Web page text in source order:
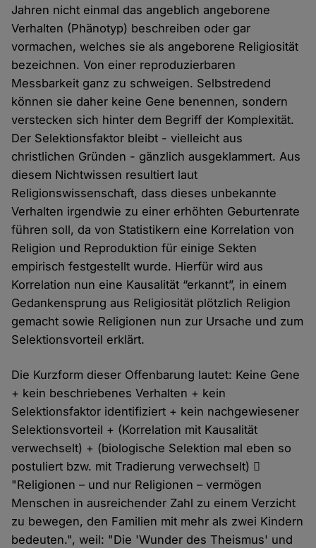
Jahren nicht einmal das angeblich angeborene
Verhalten (Phänotyp) beschreiben oder gar
vormachen, welches sie als angeborene Religiosität
bezeichnen. Von einer reproduzierbaren
Messbarkeit ganz zu schweigen. Selbstredend
können sie daher keine Gene benennen, sondern
verstecken sich hinter dem Begriff der Komplexität.
Der Selektionsfaktor bleibt - vielleicht aus
christlichen Gründen - gänzlich ausgeklammert. Aus
diesem Nichtwissen resultiert laut
Religionswissenschaft, dass dieses unbekannte
Verhalten irgendwie zu einer erhöhten Geburtenrate
führen soll, da von Statistikern eine Korrelation von
Religion und Reproduktion für einige Sekten
empirisch festgestellt wurde. Hierfür wird aus
Korrelation nun eine Kausalität “erkannt”, in einem
Gedankensprung aus Religiosität plötzlich Religion
gemacht sowie Religionen nun zur Ursache und zum
Selektionsvorteil erklärt.
Die Kurzform dieser Offenbarung lautet: Keine Gene
+ kein beschriebenes Verhalten + kein
Selektionsfaktor identifiziert + kein nachgewiesener
Selektionsvorteil + (Korrelation mit Kausalität
verwechselt) + (biologische Selektion mal eben so
postuliert bzw. mit Tradierung verwechselt) 
"Religionen – und nur Religionen – vermögen
Menschen in ausreichender Zahl zu einem Verzicht
zu bewegen, den Familien mit mehr als zwei Kindern
bedeuten.", weil: "Die 'Wunder des Theismus' und